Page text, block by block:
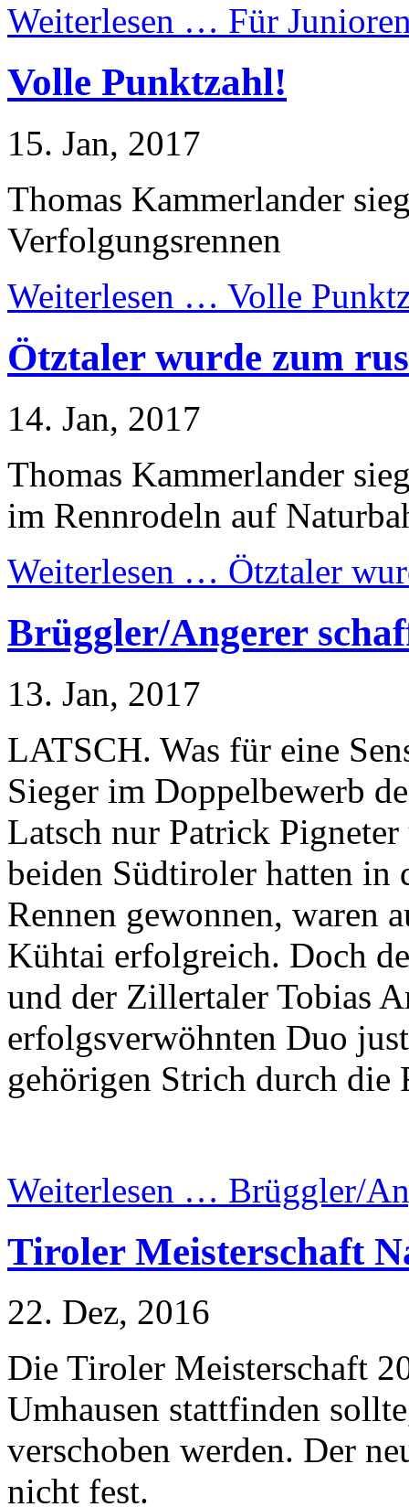
Weiterlesen … Für
Volle Punktzahl!
15. Jan, 2017
Thomas Kammerlander
Verfolgungsrennen
Weiterlesen … Volle
Ötztaler wurde zum
14. Jan, 2017
Thomas Kammerlander
im Rennrodeln auf
Weiterlesen … Ötztaler
Brüggler/Angerer
13. Jan, 2017
LATSCH. Was für eine
Sieger im Doppelbewerb
Latsch nur Patrick
beiden Südtiroler hatten in
Rennen gewonnen, waren
Kühtai erfolgreich. Doch
und der Zillertaler Tobias
erfolgsverwöhnten Duo
gehörigen Strich durch die
Weiterlesen … Brüggler/
Tiroler Meisterschaft
22. Dez, 2016
Die Tiroler Meisterschaft
Umhausen stattfinden
verschoben werden. Der
nicht fest.